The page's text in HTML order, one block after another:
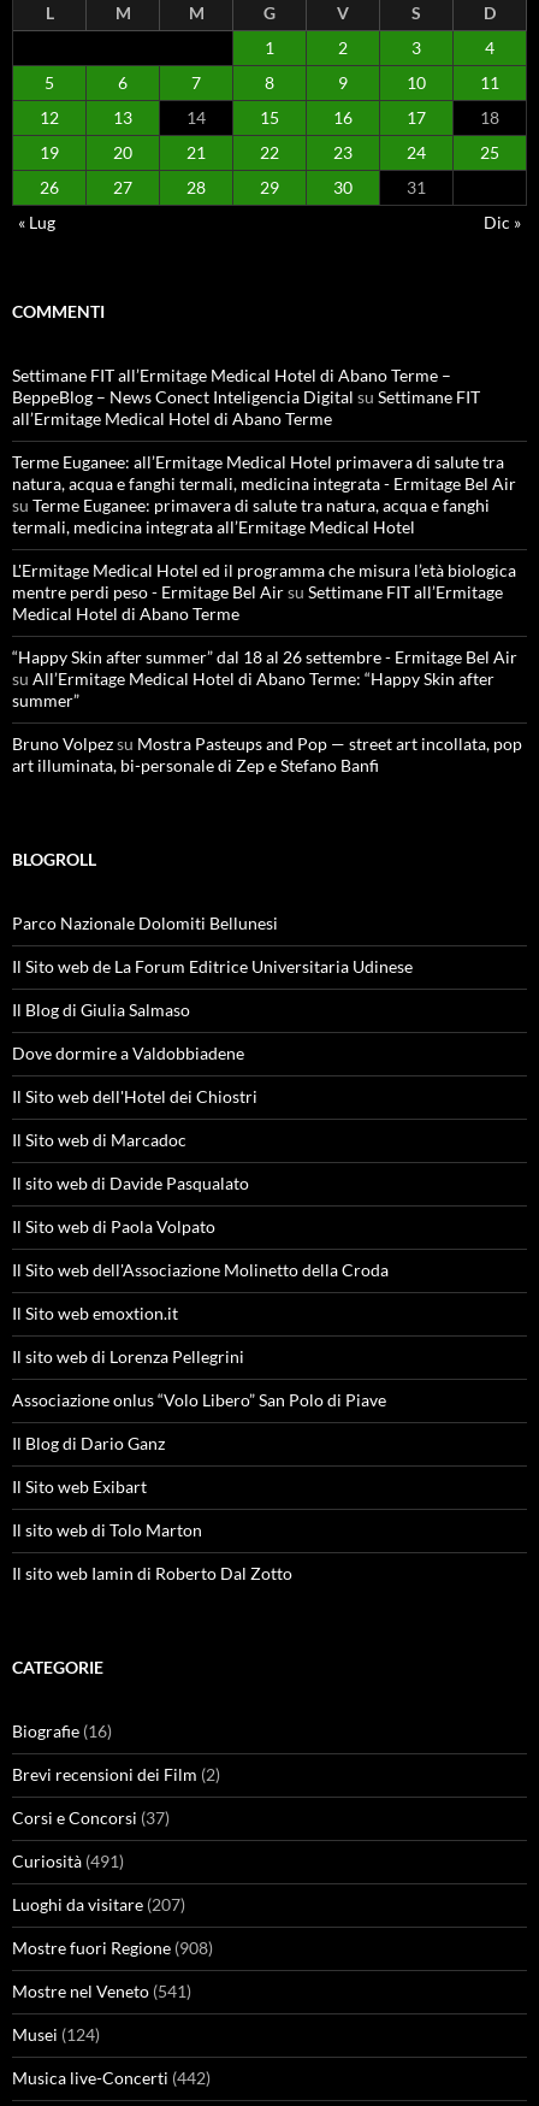
L M M G V S
D
1
2 3
4
5
6 7 8 9 10
11
12
13 14 15 16 17
18
19
20 21 22 23 24
25
26
27 28 29 30
31
« Lug
Dic »
COMMENTI
Settimane FIT all’Ermitage Medical Hotel di Abano Terme –
BeppeBlog – News Conect Inteligencia Digital su Settimane FIT
all’Ermitage Medical Hotel di Abano Terme
Terme Euganee: all’Ermitage Medical Hotel primavera di salute tra
natura, acqua e fanghi termali, medicina integrata - Ermitage Bel Air
su Terme Euganee: primavera di salute tra natura, acqua e fanghi
termali, medicina integrata all’Ermitage Medical Hotel
L'Ermitage Medical Hotel ed il programma che misura l’età biologica
mentre perdi peso - Ermitage Bel Airsu Settimane FIT all’Ermitage
Medical Hotel di Abano Terme
“Happy Skin after summer” dal 18 al 26 settembre - Ermitage Bel Air
su All’Ermitage Medical Hotel di Abano Terme: “Happy Skin after
summer”
Bruno Volpezsu Mostra Pasteups and Pop — street art incollata, pop
art illuminata, bi-personale di Zep e Stefano Banfi
BLOGROLL
Parco Nazionale Dolomiti Bellunesi
Il Sito web de La Forum Editrice Universitaria Udinese
Il Blog di Giulia Salmaso
Dove dormire a Valdobbiadene
Il Sito web dell'Hotel dei Chiostri
Il Sito web di Marcadoc
Il sito web di Davide Pasqualato
Il Sito web di Paola Volpato
Il Sito web dell'Associazione Molinetto della Croda
Il Sito web emoxtion.it
Il sito web di Lorenza Pellegrini
Associazione onlus “Volo Libero” San Polo di Piave
Il Blog di Dario Ganz
Il Sito web Exibart
Il sito web di Tolo Marton
Il sito web Iamin di Roberto Dal Zotto
CATEGORIE
Biografie (16)
Brevi recensioni dei Film (2)
Corsi e Concorsi (37)
Curiosità (491)
Luoghi da visitare (207)
Mostre fuori Regione (908)
Mostre nel Veneto (541)
Musei (124)
Musica live-Concerti (442)